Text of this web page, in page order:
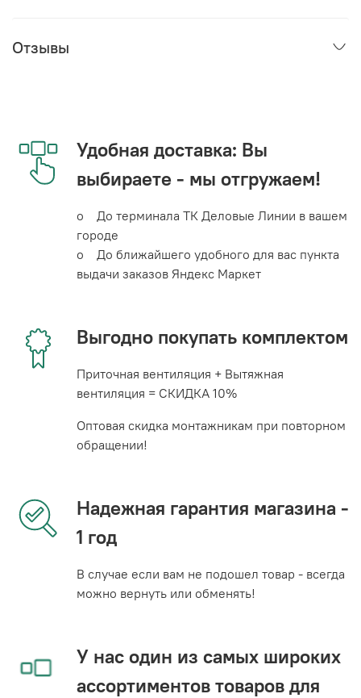
Отзывы
Удобная доставка: Вы
выбираете - мы отгружаем!
o До терминала ТК Деловые Линии в вашем
городе
o До ближайшего удобного для вас пункта
выдачи заказов Яндекс Маркет
Выгодно покупать комплектом
Приточная вентиляция + Вытяжная
вентиляция = СКИДКА 10%
Оптовая скидка монтажникам при повторном
обращении!
Надежная гарантия магазина -
1 год
В случае если вам не подошел товар - всегда
можно вернуть или обменять!
У нас один из самых широких
ассортиментов товаров для